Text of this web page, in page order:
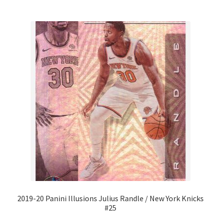
2019-20 Panini Illusions Julius Randle / New York Knicks
#25